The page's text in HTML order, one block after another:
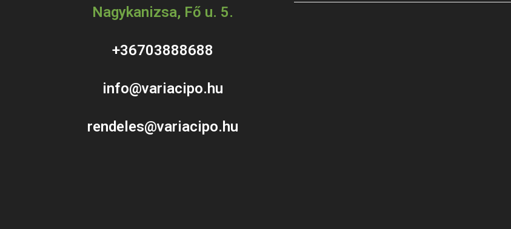
Nagykanizsa, Fő u. 5.
+36703888688
info@variacipo.hu
rendeles@variacipo.hu